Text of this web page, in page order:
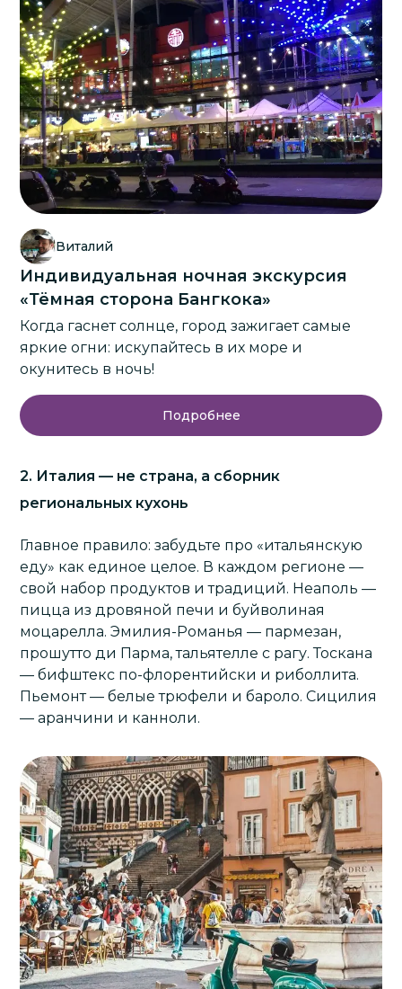
Виталий
Индивидуальная ночная экскурсия
«Тёмная сторона Бангкока»
Когда гаснет солнце, город зажигает самые
яркие огни: искупайтесь в их море и
окунитесь в ночь!
Подробнее
2. Италия — не страна, а сборник
региональных кухонь
Главное правило: забудьте про «итальянскую
еду» как единое целое. В каждом регионе —
свой набор продуктов и традиций. Неаполь —
пицца из дровяной печи и буйволиная
моцарелла. Эмилия-Романья — пармезан,
прошутто ди Парма, тальятелле с рагу. Тоскана
— бифштекс по-флорентийски и риболлита.
Пьемонт — белые трюфели и бароло. Сицилия
— аранчини и канноли.